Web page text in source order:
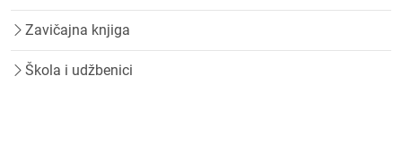
Zavičajna knjiga
Škola i udžbenici